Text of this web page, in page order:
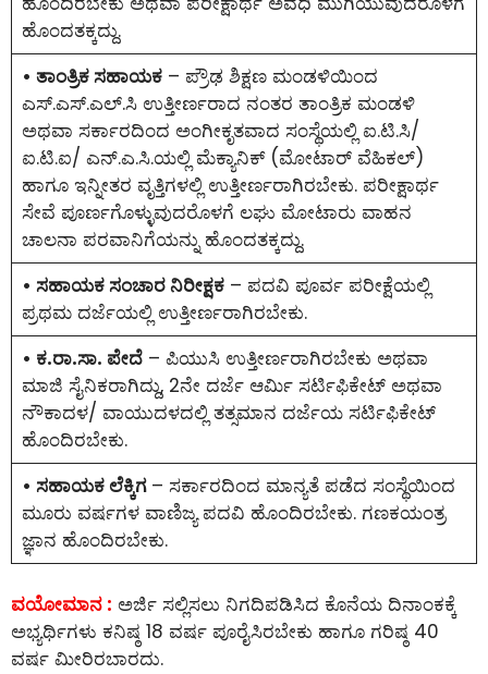
ಹೊಂದತಕ್ಕದ್ದು.
• ತಾಂತ್ರಿಕ ಸಹಾಯಕ– ಪ್ರೌಢ ಶಿಕ್ಷಣ ಮಂಡಳಿಯಿಂದ
ಎಸ್.ಎಸ್.ಎಲ್.ಸಿ ಉತ್ತೀರ್ಣರಾದ ನಂತರ ತಾಂತ್ರಿಕ ಮಂಡಳಿ
ಅಥವಾ ಸರ್ಕಾರದಿಂದ ಅಂಗೀಕೃತವಾದ ಸಂಸ್ಥೆಯಲ್ಲಿ ಐ.ಟಿ.ಸಿ/
ಐ.ಟಿ.ಐ/ ಎನ್.ಎ.ಸಿ.ಯಲ್ಲಿ ಮೆಕ್ಯಾನಿಕ್ (ಮೋಟಾರ್ ವೆಹಿಕಲ್)
ಹಾಗೂ ಇನ್ನೀತರ ವೃತ್ತಿಗಳಲ್ಲಿ ಉತ್ತೀರ್ಣರಾಗಿರಬೇಕು. ಪರೀಕ್ಷಾರ್ಥ
ಸೇವೆ ಪೂರ್ಣಗೊಳ್ಳುವುದರೊಳಗೆ ಲಘು ಮೋಟಾರು ವಾಹನ
ಚಾಲನಾ ಪರವಾನಿಗೆಯನ್ನು ಹೊಂದತಕ್ಕದ್ದು.
• ಸಹಾಯಕ ಸಂಚಾರ ನಿರೀಕ್ಷಕ– ಪದವಿ ಪೂರ್ವ ಪರೀಕ್ಷೆಯಲ್ಲಿ
ಪ್ರಥಮ ದರ್ಜೆಯಲ್ಲಿ ಉತ್ತೀರ್ಣರಾಗಿರಬೇಕು.
• ಕ.ರಾ.ಸಾ. ಪೇದೆ– ಪಿಯುಸಿ ಉತ್ತೀರ್ಣರಾಗಿರಬೇಕು ಅಥವಾ
ಮಾಜಿ ಸೈನಿಕರಾಗಿದ್ದು, 2ನೇ ದರ್ಜೆ ಆರ್ಮಿ ಸರ್ಟಿಫಿಕೇಟ್ ಅಥವಾ
ನೌಕಾದಳ/ ವಾಯುದಳದಲ್ಲಿ ತತ್ಸಮಾನ ದರ್ಜೆಯ ಸರ್ಟಿಫಿಕೇಟ್
ಹೊಂದಿರಬೇಕು.
• ಸಹಾಯಕ ಲೆಕ್ಕಿಗ – ಸರ್ಕಾರದಿಂದ ಮಾನ್ಯತೆ ಪಡೆದ ಸಂಸ್ಥೆಯಿಂದ
ಮೂರು ವರ್ಷಗಳ ವಾಣಿಜ್ಯ ಪದವಿ ಹೊಂದಿರಬೇಕು. ಗಣಕಯಂತ್ರ
ಜ್ಞಾನ ಹೊಂದಿರಬೇಕು.
ವಯೋಮಾನ : ಅರ್ಜಿ ಸಲ್ಲಿಸಲು ನಿಗದಿಪಡಿಸಿದ ಕೊನೆಯ ದಿನಾಂಕಕ್ಕೆ
ಅಭ್ಯರ್ಥಿಗಳು ಕನಿಷ್ಠ 18 ವರ್ಷ ಪೂರೈಸಿರಬೇಕು ಹಾಗೂ ಗರಿಷ್ಠ 40
ವರ್ಷ ಮೀರಿರಬಾರದು.